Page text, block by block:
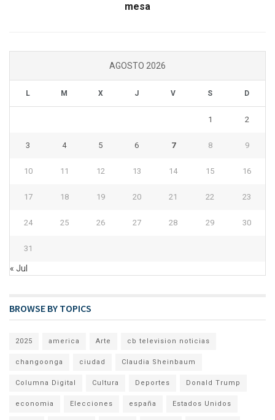
mesa
AGOSTO 2026
L M X J V S D
1 2
3 4 5 6 7 8 9
10 11 12 13 14 15 16
17 18 19 20 21 22 23
24 25 26 27 28 29 30
31
« Jul
BROWSE BY TOPICS
2025 america Arte cb television noticias
changoonga ciudad Claudia Sheinbaum
Columna Digital Cultura Deportes Donald Trump
economia Elecciones españa Estados Unidos